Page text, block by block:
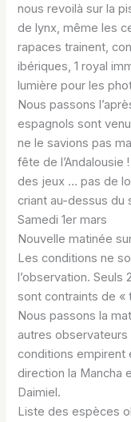
nous revoilà sur la
de lynx, même les
rapaces trainent,
ibériques, 1 royal
lumière pour les
Nous passons
espagnols sont
ne le savions pas
fête de l’Andalousie
des jeux … pas de
criant au-dessus du
Samedi 1er mars
Nouvelle matinée
Les conditions ne
l’observation.
sont contraints de «
Nous passons la
autres
conditions empirent
direction la Mancha
Daimiel.
Liste des espèces